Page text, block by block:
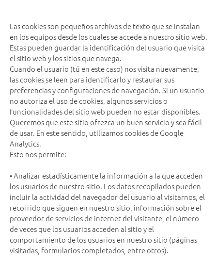
Las cookies son pequeños archivos de texto que se instalan
en los equipos desde los cuales se accede a nuestro sitio web.
Estas pueden guardar la identificación del usuario que visita
el sitio web y los sitios que navega.
Cuando el usuario (tú en este caso) nos visita nuevamente,
las cookies se leen para identificarlo y restaurar sus
preferencias y configuraciones de navegación. Si un usuario
no autoriza el uso de cookies, algunos servicios o
funcionalidades del sitio web pueden no estar disponibles.
Queremos que este sitio ofrezca un buen servicio y sea fácil
de usar. En este sentido, utilizamos cookies de Google
Analytics.
Esto nos permite:
• Analizar estadísticamente la información a la que acceden
los usuarios de nuestro sitio. Los datos recopilados pueden
incluir la actividad del navegador del usuario al visitarnos, el
recorrido que siguen en nuestro sitio, información sobre el
proveedor de servicios de internet del visitante, el número
de veces que los usuarios acceden al sitio y el
comportamiento de los usuarios en nuestro sitio (páginas
visitadas, formularios completados, entre otros).